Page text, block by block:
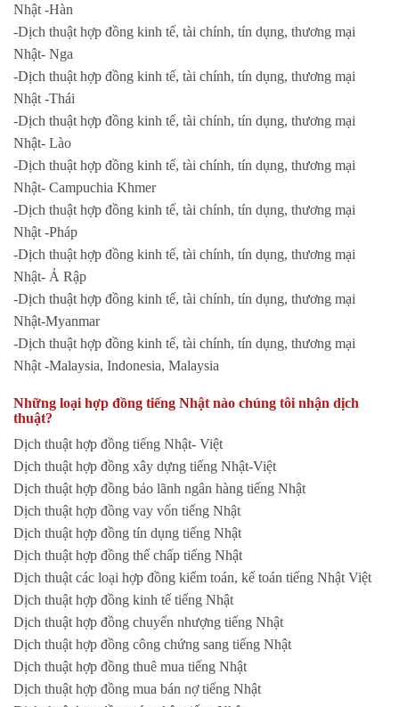
Nhật -Hàn
-Dịch thuật hợp đồng kinh tế, tài chính, tín dụng, thương mại
Nhật- Nga
-Dịch thuật hợp đồng kinh tế, tài chính, tín dụng, thương mại
Nhật -Thái
-Dịch thuật hợp đồng kinh tế, tài chính, tín dụng, thương mại
Nhật- Lào
-Dịch thuật hợp đồng kinh tế, tài chính, tín dụng, thương mại
Nhật- Campuchia Khmer
-Dịch thuật hợp đồng kinh tế, tài chính, tín dụng, thương mại
Nhật -Pháp
-Dịch thuật hợp đồng kinh tế, tài chính, tín dụng, thương mại
Nhật- Ả Rập
-Dịch thuật hợp đồng kinh tế, tài chính, tín dụng, thương mại
Nhật-Myanmar
-Dịch thuật hợp đồng kinh tế, tài chính, tín dụng, thương mại
Nhật -Malaysia, Indonesia, Malaysia
Những loại hợp đồng tiếng Nhật nào chúng tôi nhận dịch
thuật?
Dịch thuật hợp đồng tiếng Nhật- Việt
Dịch thuật hợp đồng xây dựng tiếng Nhật-Việt
Dịch thuật hợp đồng bảo lãnh ngân hàng tiếng Nhật
Dịch thuật hợp đồng vay vốn tiếng Nhật
Dịch thuật hợp đồng tín dụng tiếng Nhật
Dịch thuật hợp đồng thế chấp tiếng Nhật
Dịch thuật các loại hợp đồng kiểm toán, kế toán tiếng Nhật Việt
Dịch thuật hợp đồng kinh tế tiếng Nhật
Dịch thuật hợp đồng chuyển nhượng tiếng Nhật
Dịch thuật hợp đồng công chứng sang tiếng Nhật
Dịch thuật hợp đồng thuê mua tiếng Nhật
Dịch thuật hợp đồng mua bán nợ tiếng Nhật